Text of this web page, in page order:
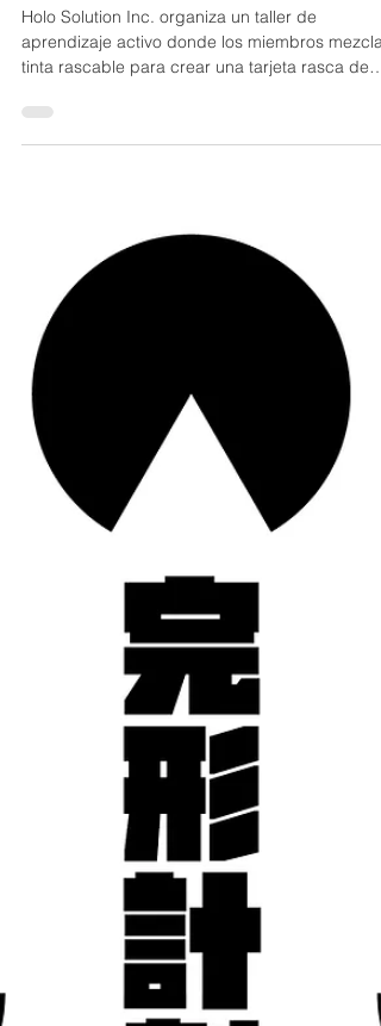
Aprendizaje Activo Corporativo:
Descubriendo el Mandala y el
Proyecto Gestalt a través de una
Tarjeta Rasca Hecha a Mano
tinta rascable para crear una tarjeta rasca de
mandala, fomentando la libertad creativa más
allá de los SOP corporativos.